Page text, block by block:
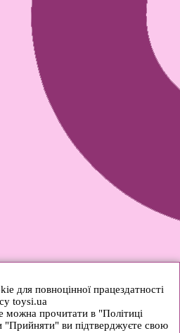
для повноцінної працездатності
toysi.ua
можна прочитати в "Політиці
"Прийняти" ви підтверджуєте свою